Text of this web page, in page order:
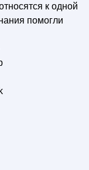
к одной
помогли